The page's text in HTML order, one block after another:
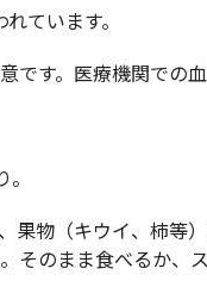
ています。
す。医療機関での血
物（キウイ、柿等
そのまま食べるか、